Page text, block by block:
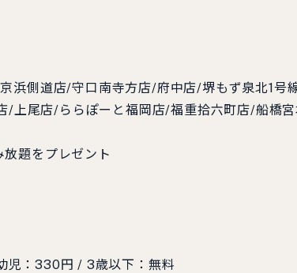
浜側道店/守口南寺方店/府中店/堺もず泉北1号
上尾店/ららぽーと福岡店/福重拾六町店/船橋
題をプレゼント
児：330円 / 3歳以下：無料